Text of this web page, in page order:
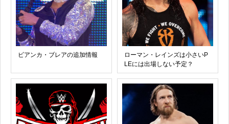
ビアンカ・ブレアの追加情報
ローマン・レインズは小さいP
LEには出場しない予定？